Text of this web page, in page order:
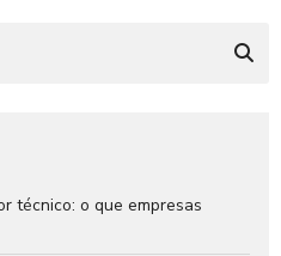
técnico: o que empresas